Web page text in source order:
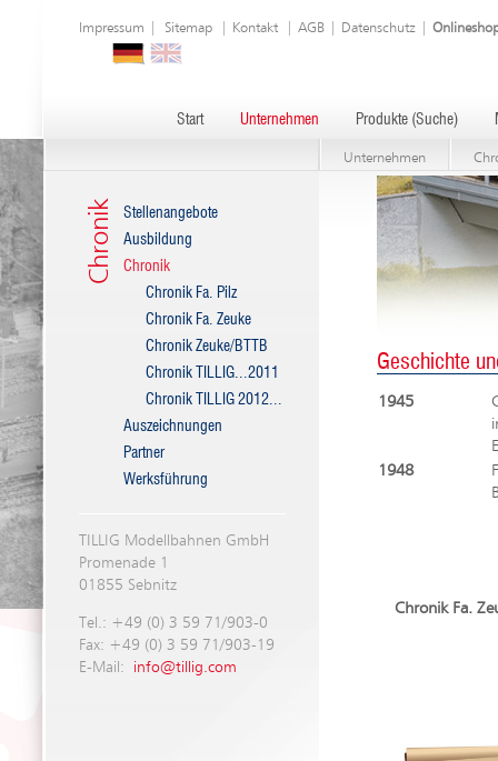
Impressum Sitemap Kontakt AGB Datenschutz
Start Unternehmen Produkte (Suche)
Unternehmen
Chronik
Stellenangebote
Ausbildung
Chronik
Chronik Fa. Pilz
Chronik Fa. Zeuke
Chronik Zeuke/BTTB
Chronik TILLIG...2011
Chronik TILLIG 2012...
Auszeichnungen
Partner
Werksführung
TILLIG Modellbahnen GmbH
Promenade 1
01855 Sebnitz
Tel.: +49 (0) 3 59 71/903-0
Fax: +49 (0) 3 59 71/903-19
E-Mail: info@tillig.com
Geschichte
1945
1948
Chronik Fa.